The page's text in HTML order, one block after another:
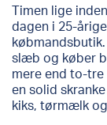
Timen lige
dagen i 25-årige
slæb og køber
mere end to-tre
en solid
kiks, tørmælk